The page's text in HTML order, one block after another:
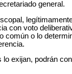
general.
con voto
común o lo
exijan, podrán